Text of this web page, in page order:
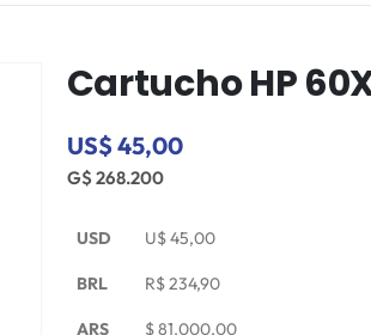
Cartucho HP
US$ 45,00
G$ 268.200
USD U$45,00
BRL R$234,90
ARS $81.000,00